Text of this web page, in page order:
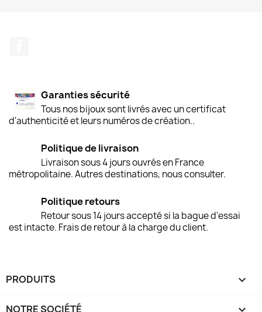
Garanties sécurité
Tous nos bijoux sont livrés avec un certificat
d'authenticité et leurs numéros de création..
Politique de livraison
Livraison sous 4 jours ouvrés en France
métropolitaine. Autres destinations, nous consulter.
Politique retours
Retour sous 14 jours accepté si la bague d'essai
est intacte. Frais de retour à la charge du client.
PRODUITS 
NOTRE SOCIÉTÉ